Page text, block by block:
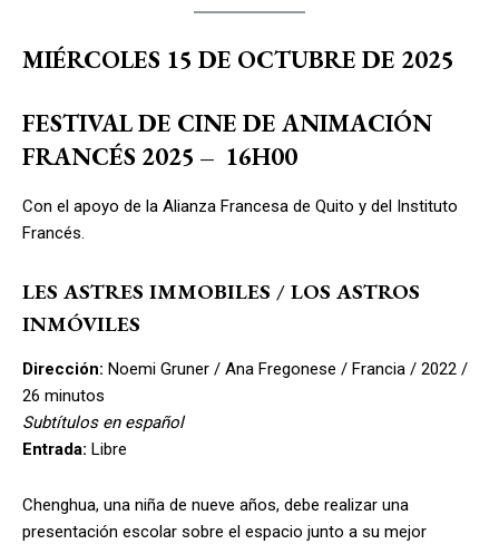
MIÉRCOLES 15 DE OCTUBRE DE 2025
FESTIVAL DE CINE DE ANIMACIÓN
FRANCÉS 2025 – 16H00
Con el apoyo de la Alianza Francesa de Quito y del Instituto
Francés.
LES ASTRES IMMOBILES / LOS ASTROS
INMÓVILES
Dirección: Noemi Gruner / Ana Fregonese / Francia / 2022 /
26 minutos
Subtítulos en español
Entrada: Libre
Chenghua, una niña de nueve años, debe realizar una
presentación escolar sobre el espacio junto a su mejor